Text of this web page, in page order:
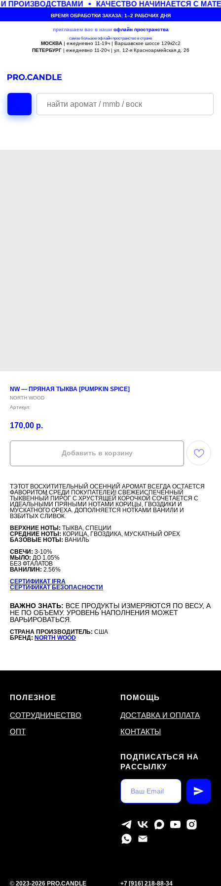
ПРОИЗВОДСТВАМИ КАЧЕСТВО НАЧИНАЕТСЯ С
ВРЕМЯ ОБРАБОТКИ ЗАКАЗА: 1–2 РАБОЧИХ ДНЯ
приглашаем вас в наши офлайн пространства
самое большое офлайн пространство в стране
МОСКВА| ежедневно 11-19ч | Варшавское шоссе 129к2с2
ПЕТЕРБУРГ| ежедневно 11-20ч | ул. 12-я Красноармейская д. 26
NW — ПРЯНАЯ ТЫКВА [PUMPKIN SPICE]
NORTH WOOD
Артикул:
170,00 р.
Добавить в корзину
ТЭТОТ ВОСХИТИТЕЛЬНЫЙ ОСЕННИЙ АРОМАТ ВСЕГДА ОСТАЕТСЯ
ФАВОРИТОМ СРЕДИ ПОКУПАТЕЛЕЙ! СВЕЖЕИСПЕЧЕННЫЙ
ТЫКВЕННЫЙ ПИРОГ С ХРУСТЯЩЕЙ КОРОЧКОЙ СОЧЕТАЕТСЯ С
ИДЕАЛЬНЫМИ ПРЯНЫМИ НОТАМИ КОРИЦЫ, ГВОЗДИКИ И
МУСКАТНОГО ОРЕХА. ДОПОЛНЯЕТСЯ НОТКАМИ ВАНИЛИ И
ВЗБИТЫХ СЛИВОК.
ВЕРХНИЕ НОТЫ: ТЫКВА, СПЕЦИИ
СРЕДНИЕ НОТЫ: КОРИЦА, ГВОЗДИКА, МУСКАТНЫЙ ОРЕХ
БАЗОВЫЕ НОТЫ: ВАНИЛЬ
СВЕЧИ: 3-10%
МЫЛО: ДО 1.05%
БЕЗ ФТАЛАТОВ
ВАНИЛИН: 2.56%
СЕРТИФИКАТ IFRA
СЕРТИФИКАТ БЕЗОПАСНОСТИ
ВАЖНО ЗНАТЬ: ВСЕ ПРОДУКТЫ ИЗМЕРЯЮТСЯ ПО ВЕСУ, А
НЕ ПО ОБЪЕМУ. УРОВЕНЬ НАПОЛНЕНИЯ МОЖЕТ
ВАРЬИРОВАТЬСЯ.
СТРАНА ПРОИЗВОДИТЕЛЬ: США
БРЕНД: NORTH WOOD
ПОЛЕЗНОЕ
СОТРУДНИЧЕСТВО
ОПТ
ПОМОЩЬ
ДОСТАВКА И ОПЛАТА
КОНТАКТЫ
ПОДПИСАТЬСЯ НА
РАССЫЛКУ
© 2023-2026 PRO.CANDLE +7 [916] 218-88-34